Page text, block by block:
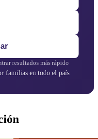
resultados más rápido
familias en todo el país